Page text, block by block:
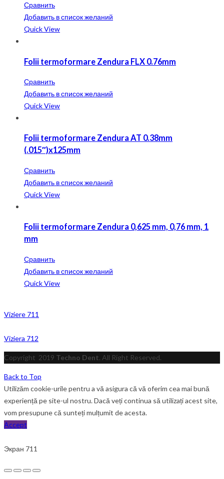
Сравнить
Добавить в список желаний
Quick View
Folii termoformare Zendura FLX 0.76mm
Сравнить
Добавить в список желаний
Quick View
Folii termoformare Zendura AT 0.38mm
(.015″)x125mm
Сравнить
Добавить в список желаний
Quick View
Folii termoformare Zendura 0,625 mm, 0,76 mm, 1
mm
Сравнить
Добавить в список желаний
Quick View
Viziere 711
Viziera 712
Copyright 2019 Techno Dent. All Right Reserved.
Back to Top
Utilizăm cookie-urile pentru a vă asigura că vă oferim cea mai bună
experiență pe site-ul nostru. Dacă veți continua să utilizați acest site,
vom presupune că sunteți mulțumit de acesta.
Accept
Экран 711